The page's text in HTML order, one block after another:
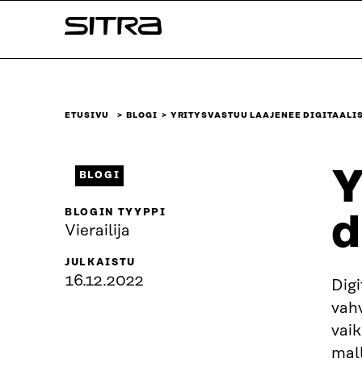
sisältöön
Sitra
ETUSIVU BLOGI YRITYSVASTUU LAAJENEE
BLOGI
BLOGIN TYYPPI
Vierailija
JULKAISTU
16.12.2022